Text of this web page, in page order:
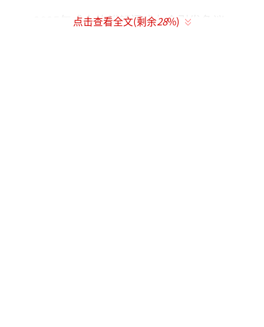
2025年成立的麒麟阁戏友会引发争议：
点击查看全文(剩余28%)